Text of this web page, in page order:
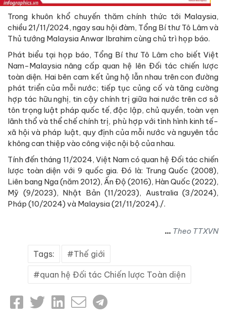
Trong khuôn khổ chuyến thăm chính thức tới Malaysia,
chiều 21/11/2024, ngay sau hội đàm, Tổng Bí thư Tô Lâm và
Thủ tướng Malaysia Anwar Ibrahim cùng chủ trì họp báo.
Phát biểu tại họp báo, Tổng Bí thư Tô Lâm cho biết Việt
Nam-Malaysia nâng cấp quan hệ lên Đối tác chiến lược
toàn diện. Hai bên cam kết ủng hộ lẫn nhau trên con đường
phát triển của mỗi nước; tiếp tục củng cố và tăng cường
hợp tác hữu nghị, tin cậy chính trị giữa hai nước trên cơ sở
tôn trọng luật pháp quốc tế, độc lập, chủ quyền, toàn vẹn
lãnh thổ và thể chế chính trị, phù hợp với tình hình kinh tế-
xã hội và pháp luật, quy định của mỗi nước và nguyên tắc
không can thiệp vào công việc nội bộ của nhau.
Tính đến tháng 11/2024, Việt Nam có quan hệ Đối tác chiến
lược toàn diện với 9 quốc gia. Đó là: Trung Quốc (2008),
Liên bang Nga (năm 2012), Ấn Độ (2016), Hàn Quốc (2022),
Mỹ (9/2023), Nhật Bản (11/2023), Australia (3/2024),
Pháp (10/2024) và Malaysia (21/11/2024)./.
... Theo TTXVN
Tags: Thế giới
quan hệ Đối tác Chiến lược Toàn diện